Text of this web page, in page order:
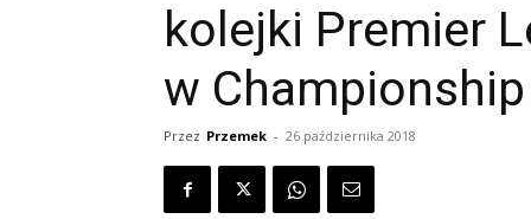
kolejki Premier
w Championship
Przez Przemek - 26 października 2018